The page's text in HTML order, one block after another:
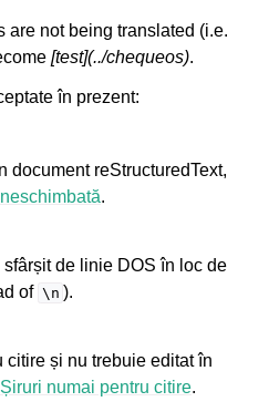
are not being translated (i.e.
[test](../chequeos).
în prezent:
document reStructuredText,
.
de linie DOS în loc de
of \n ).
citire și nu trebuie editat în
Șiruri numai pentru citire.